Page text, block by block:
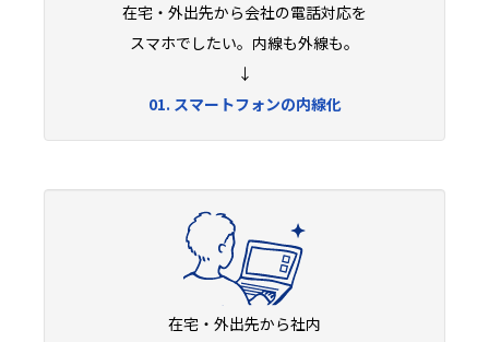
在宅・外出先から会社の電話対応を
スマホでしたい。内線も外線も。
↓
01. スマートフォンの内線化
在宅・外出先から社内